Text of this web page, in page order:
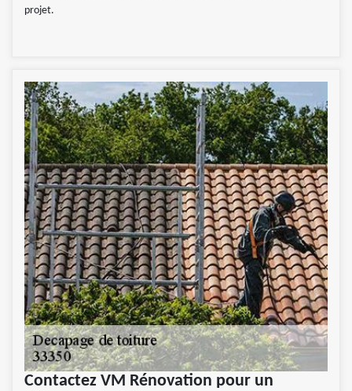
projet.
Contactez VM Rénovation pour un